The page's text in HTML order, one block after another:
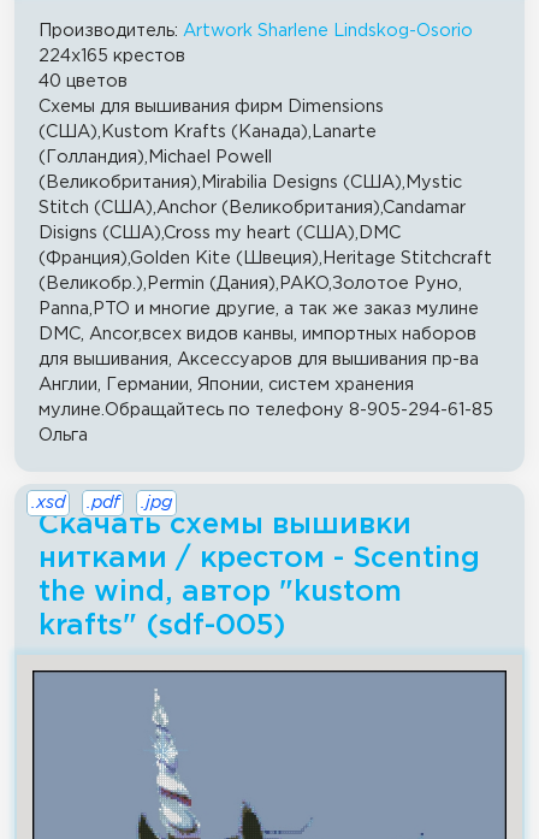
Производитель: Artwork Sharlene Lindskog-Osorio
224x165 крестов
40 цветов
Схемы для вышивания фирм Dimensions
(США),Kustom Krafts (Канада),Lanarte
(Голландия),Michael Powell
(Великобритания),Mirabilia Designs (США),Mystic
Stitch (США),Anchor (Великобритания),Candamar
Disigns (США),Cross my heart (США),DMC
(Франция),Golden Kite (Швеция),Heritage Stitchcraft
(Великобр.),Permin (Дания),PAKO,Золотое Руно,
Panna,PTO и многие другие, а так же заказ мулине
DMC, Ancor,всех видов канвы, импортных наборов
для вышивания, Аксессуаров для вышивания пр-ва
Англии, Германии, Японии, систем хранения
мулине.Обращайтесь по телефону 8-905-294-61-85
Ольга
Скачать схемы вышивки
нитками / крестом - Scenting
the wind, автор "kustom
krafts" (sdf-005)
.xsd .pdf .jpg